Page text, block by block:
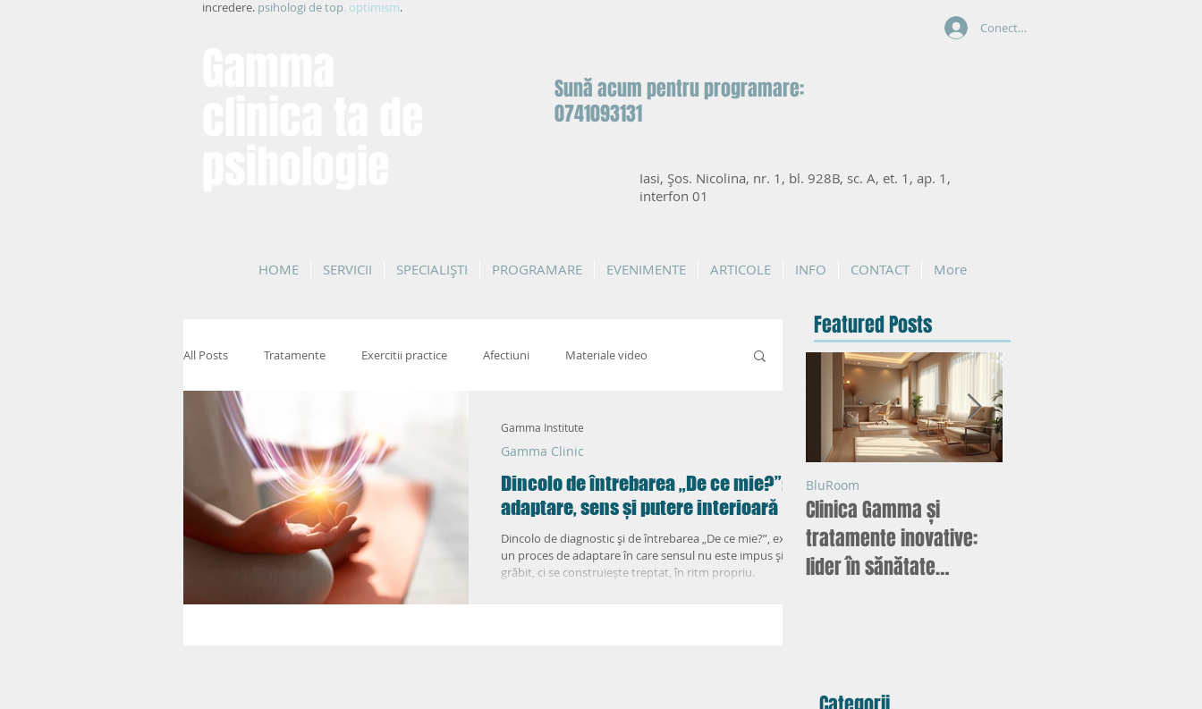
incredere. psihologi de top. optimism.
Conectează-te
Sună acum pentru programare:
0741093131
Iasi, Șos. Nicolina, nr. 1, bl. 928B, sc. A, et. 1, ap. 1,
interfon 01
HOME SERVICII SPECIALIȘTI PROGRAMARE EVENIMENTE ARTICOLE INFO CONTACT More
All Posts Tratamente Exercitii practice Afectiuni Materiale video
Blogul terapeutilor Love Life 2.0 Gamma Clinic
Dincolo de întrebarea „De ce mie?”:
adaptare, sens și putere interioară
Dincolo de diagnostic și de întrebarea „De ce mie?”, există
un proces de adaptare în care sensul nu este impus și nici
grăbit, ci se construiește treptat, în ritm propriu.
Gamma Clinic
Gamma Institute
Featured Posts
Clinica Gamma și
tratamente inovative:
lider în sănătate
BluRoom